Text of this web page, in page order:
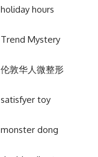
holiday hours
Trend Mystery
伦敦华人微整形
satisfyer toy
monster dong